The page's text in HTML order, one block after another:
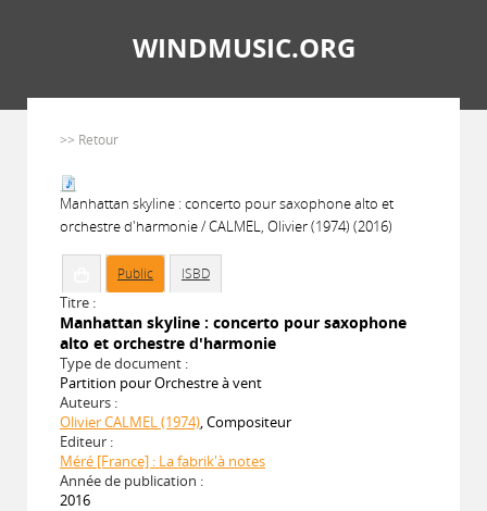
WINDMUSIC.ORG
>> Retour
Manhattan skyline : concerto pour saxophone alto et
orchestre d'harmonie / CALMEL, Olivier (1974) (2016)
Public ISBD
Titre :
Manhattan skyline : concerto pour saxophone
alto et orchestre d'harmonie
Type de document :
Partition pour Orchestre à vent
Auteurs :
Olivier CALMEL (1974), Compositeur
Editeur :
Méré [France] : La fabrik'à notes
Année de publication :
2016